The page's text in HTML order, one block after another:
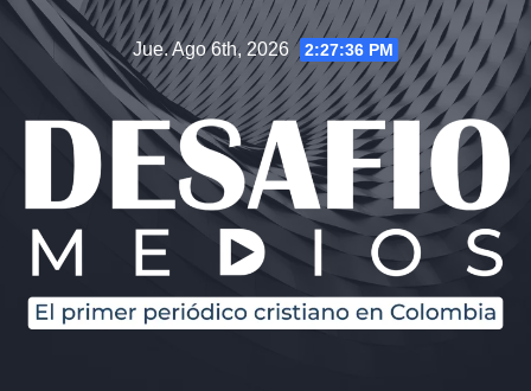
Saltar
contenido
Jue. Ago 6th, 2026 2:27:37 PM